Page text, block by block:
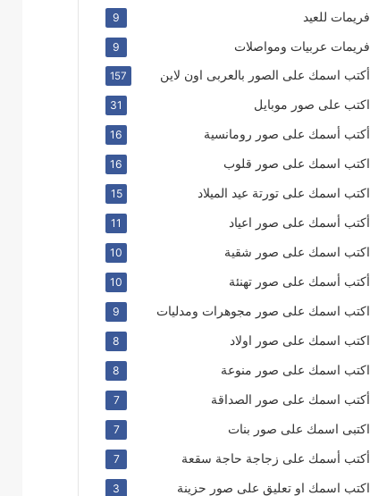
فريمات للعيد 9
فريمات عربيات ومواصلات 9
أكتب اسمك على الصور بالعربى اون لاين 157
اكتب على صور موبايل 31
أكتب أسمك على صور رومانسية 16
اكتب اسمك على صور قلوب 16
اكتب اسمك على تورتة عيد الميلاد 15
أكتب أسمك على صور اعياد 11
اكتب اسمك على صور شقية 10
أكتب أسمك على صور تهنئة 10
اكتب اسمك على صور مجوهرات ومدليات 9
اكتب اسمك على صور اولاد 8
اكتب اسمك على صور منوعة 8
أكتب اسمك على صور الصداقة 7
اكتبى اسمك على صور بنات 7
أكتب أسمك على زجاجة حاجة سقعة 7
اكتب اسمك او تعليق على صور حزينة 3